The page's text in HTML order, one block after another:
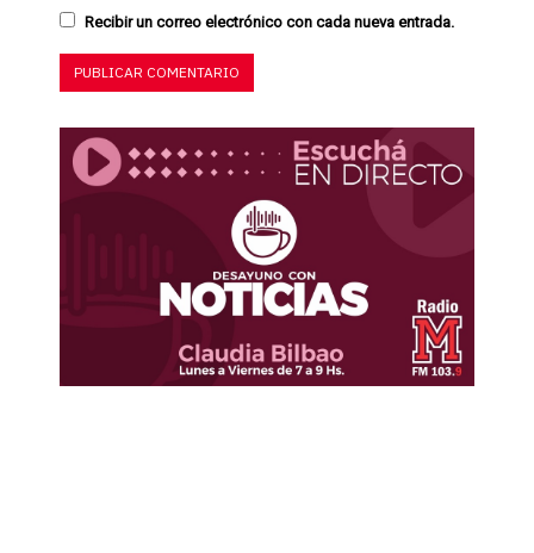
Recibir un correo electrónico con cada nueva entrada.